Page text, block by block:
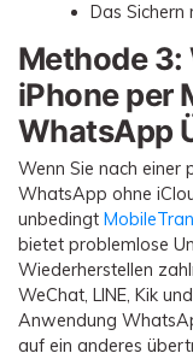
Das Sichern
Methode
iPhone per
WhatsApp
Wenn Sie nach einer
WhatsApp ohne
unbedingt
bietet problemlose
Wiederherstellen
WeChat, LINE, Kik
Anwendung
auf ein anderes